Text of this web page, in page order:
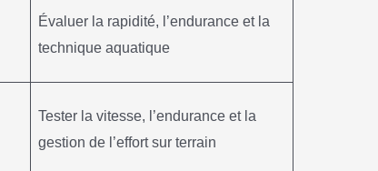
Évaluer la rapidité, l’endurance et la
technique aquatique
Tester la vitesse, l’endurance et la
gestion de l’effort sur terrain